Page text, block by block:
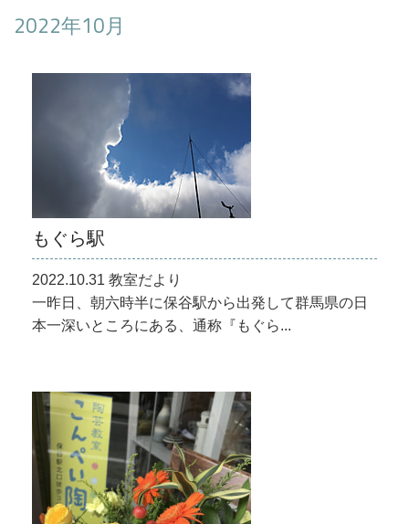
2022年10月
もぐら駅
2022.10.31 教室だより
一昨日、朝六時半に保谷駅から出発して群馬県の日
本一深いところにある、通称『もぐら...